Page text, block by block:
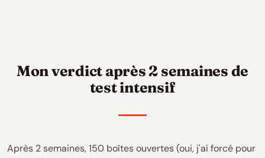
Mon verdict après 2 semaines de
test intensif
Après 2 semaines, 150 boîtes ouvertes (oui, j'ai forcé pour